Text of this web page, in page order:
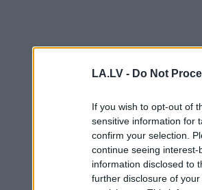
LA.LV - Do Not
If you wish to opt-out of
sensitive information for
confirm your selection.
continue seeing
information disclosed to
further disclosure of